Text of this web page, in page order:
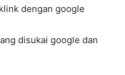
dengan google
disukai google dan